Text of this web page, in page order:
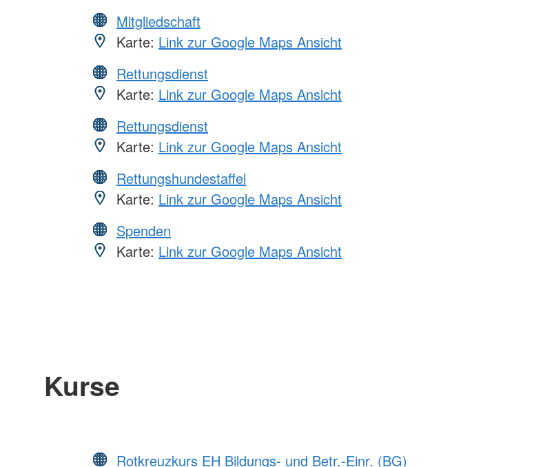
Mitgliedschaft
Karte: Link zur Google Maps Ansicht
Rettungsdienst
Karte: Link zur Google Maps Ansicht
Rettungsdienst
Karte: Link zur Google Maps Ansicht
Rettungshundestaffel
Karte: Link zur Google Maps Ansicht
Spenden
Karte: Link zur Google Maps Ansicht
Kurse
Rotkreuzkurs EH Bildungs- und Betr.-Einr. (BG)